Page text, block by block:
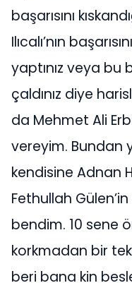
başarısını
Ilıcalı’nın
yaptınız veya bu
çaldınız diye
da Mehmet Ali
vereyim. Bundan
kendisine Adnan
Fethullah
bendim. 10 sene
korkmadan bir
beri bana kin